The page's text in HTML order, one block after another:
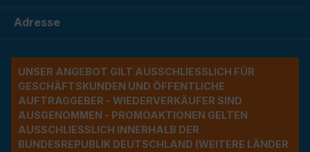
Adresse
UNSER ANGEBOT GILT AUSSCHLIESSLICH FÜR G
ESCHÄFTSKUNDEN UND ÖFFENTLICHE A
UFTRAGGEBER - WIEDERVERKÄUFER SIND A
USGENOMMEN - PROMOAKTIONEN GELTEN A
USSCHLIESSLICH INNERHALB DER BU
NDESREPUBLIK DEUTSCHLAND (WEITERE LÄNDER NU